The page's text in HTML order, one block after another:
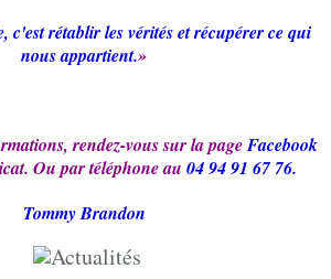
c'est rétablir les vérités et récupérer ce qui
nous appartient.»
rendez-vous sur la pageFacebook
Ou par téléphone au 04 94 91 67 76.
Tommy Brandon